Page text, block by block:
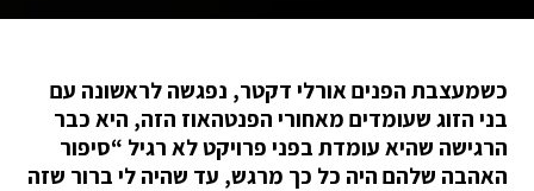
כשמעצבת הפנים אורלי דקטר, נפגשה לראשונה עם
בני הזוג שעומדים מאחורי הפנטהאוז הזה, היא כבר
הרגישה שהיא עומדת בפני פרויקט לא רגיל “סיפור
האהבה שלהם היה כל כך מרגש, עד שהיה לי ברור שזה